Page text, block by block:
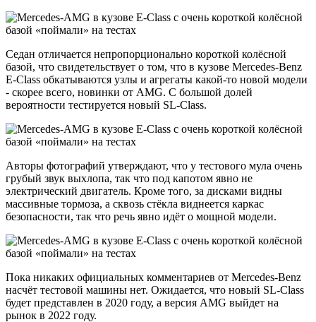
Седан отличается непропорционально короткой колёсной
базой, что свидетельствует о том, что в кузове Mercedes-Benz
E-Class обкатываются узлы и агрегаты какой-то новой модели
- скорее всего, новинки от AMG. С большой долей
вероятности тестируется новый SL-Class.
Авторы фотографий утверждают, что у тестового мула очень
грубый звук выхлопа, так что под капотом явно не
электрический двигатель. Кроме того, за дисками видны
массивные тормоза, а сквозь стёкла виднеется каркас
безопасности, так что речь явно идёт о мощной модели.
Пока никаких официальных комментариев от Mercedes-Benz
насчёт тестовой машины нет. Ожидается, что новый SL-Class
будет представлен в 2020 году, а версия AMG выйдет на
рынок в 2022 году.